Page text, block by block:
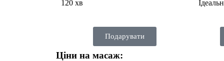
120 хв
Подарувати
Ціни на масаж: